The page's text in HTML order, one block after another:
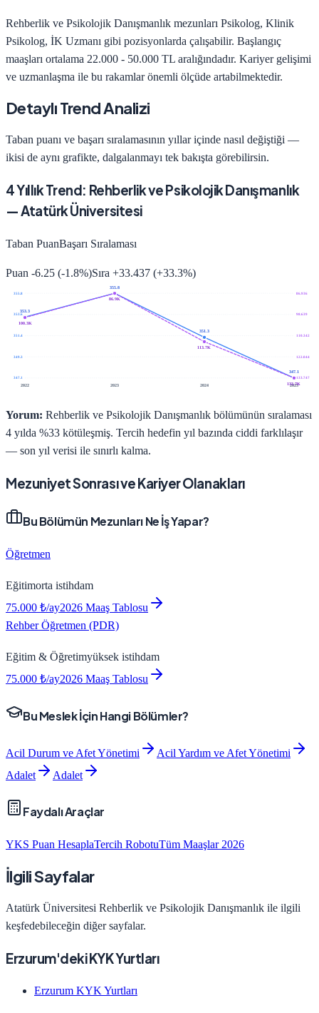
Rehberlik ve Psikolojik Danışmanlık mezunları Psikolog, Klinik
Psikolog, İK Uzmanı gibi pozisyonlarda çalışabilir. Başlangıç
maaşları ortalama 22.000 - 50.000 TL aralığındadır. Kariyer gelişimi
ve uzmanlaşma ile bu rakamlar önemli ölçüde artabilmektedir.
Detaylı Trend Analizi
Taban puanı ve başarı sıralamasının yıllar içinde nasıl değiştiği —
ikisi de aynı grafikte, dalgalanmayı tek bakışta görebilirsin.
4Yıllık Trend: Rehberlik ve Psikolojik Danışmanlık
—Atatürk Üniversitesi
Taban PuanBaşarı Sıralaması
Puan -6.25 (-1.8%)Sıra +33.437 (+33.3%)
355.8 86.936
353.6 98.639
351.4 110.342
349.3 122.044
347.1
133.747
2022
2023 2024 2025
353.3
355.8
351.3
347.1
100.3K
86.9K
113.7K
133.7K
Yorum: Rehberlik ve Psikolojik Danışmanlık bölümünün sıralaması
4 yılda %33 kötüleşmiş. Tercih hedefin yıl bazında ciddi farklılaşır
— son yıl verisi ile sınırlı kalma.
Mezuniyet Sonrası ve Kariyer Olanakları
Bu Bölümün Mezunları Ne İş Yapar?
Öğretmen
Eğitimorta istihdam
75.000 ₺/ay2026 Maaş Tablosu
Rehber Öğretmen (PDR)
Eğitim & Öğretimyüksek istihdam
75.000 ₺/ay2026 Maaş Tablosu
Bu Meslek İçin Hangi Bölümler?
Acil Durum ve Afet Yönetimi
Acil Yardım ve Afet Yönetimi
Adalet
Adalet
Faydalı Araçlar
YKS Puan HesaplaTercih RobotuTüm Maaşlar 2026
İlgili Sayfalar
Atatürk Üniversitesi Rehberlik ve Psikolojik Danışmanlık ile ilgili
keşfedebileceğin diğer sayfalar.
Erzurum'deki KYK Yurtları
Erzurum KYK Yurtları